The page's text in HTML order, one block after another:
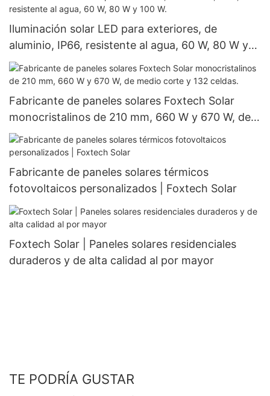
Iluminación solar LED para exteriores, de
aluminio, IP66, resistente al agua, 60 W, 80 W y
100 W.
Fabricante de paneles solares Foxtech Solar
monocristalinos de 210 mm, 660 W y 670 W, de
medio corte y 132 celdas.
Fabricante de paneles solares térmicos
fotovoltaicos personalizados | Foxtech Solar
Foxtech Solar | Paneles solares residenciales
duraderos y de alta calidad al por mayor
TE PODRÍA GUSTAR